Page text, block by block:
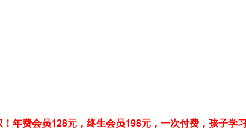
年费会员128元，终生会员198元，一次付费，孩子学